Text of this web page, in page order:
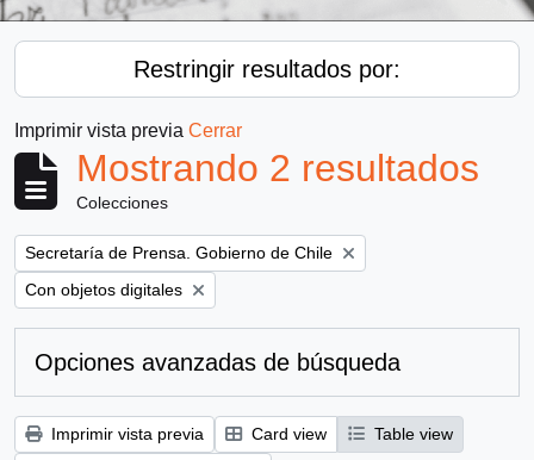
Restringir resultados por:
Imprimir vista previa Cerrar
Mostrando 2 resultados
Colecciones
Remove filter:
Secretaría de Prensa. Gobierno de Chile
Remove filter:
Con objetos digitales
Opciones avanzadas de búsqueda
Imprimir vista previa Card view
Table view